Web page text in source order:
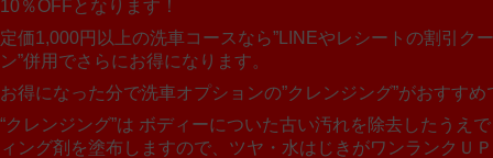
10％OFFとなります！
定価1,000円以上の洗車コースなら”LINEやレシートの割引ク
ン”併用でさらにお得になります。
お得になった分で洗車オプションの”クレンジング”がおすすめ
“クレンジング”は ボディーについた古い汚れを除去したうえ
ィング剤を塗布しますので、ツヤ・水はじきがワンランクＵ